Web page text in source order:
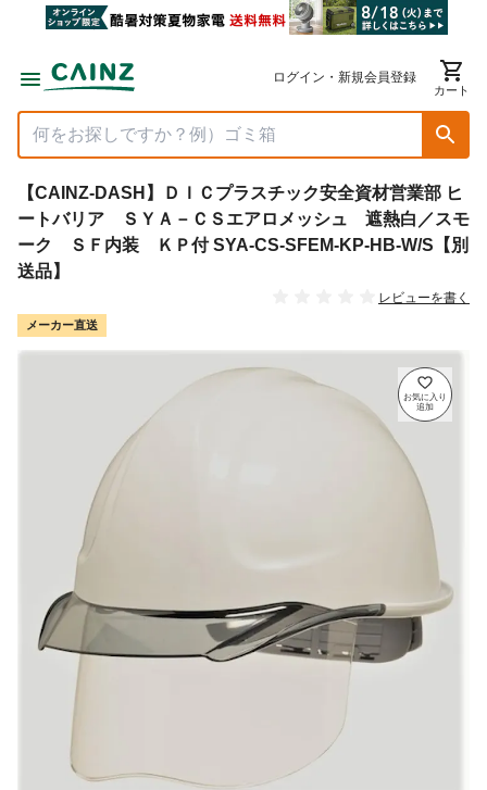
ログイン・新規会員登録
カート
【CAINZ-DASH】ＤＩＣプラスチック安全資材営業部 ヒ
ートバリア ＳＹＡ－ＣＳエアロメッシュ 遮熱白／スモ
ーク ＳＦ内装 ＫＰ付 SYA-CS-SFEM-KP-HB-W/S【別
送品】
レビューを書く
メーカー直送